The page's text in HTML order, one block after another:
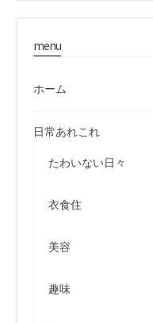
menu
ホーム
日常あれこれ
たわいない日々
衣食住
美容
趣味